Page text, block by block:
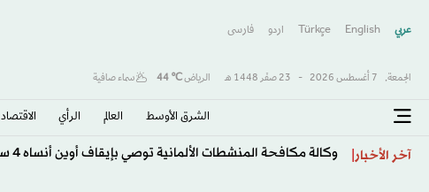
عربي English
Türkçe اردو فارسى
الجمعة, 7 أغسطس 2026 - 23 صفَر 1448 هـ الرياض℃
44 سماء صافية
الشرق الأوسط​ العالم الرأي الاقتصاد
آخر الأخبار وكالة مكافحة المنشطات الألمانية توصي بإيقاف أوين أنساه 4 سنوات